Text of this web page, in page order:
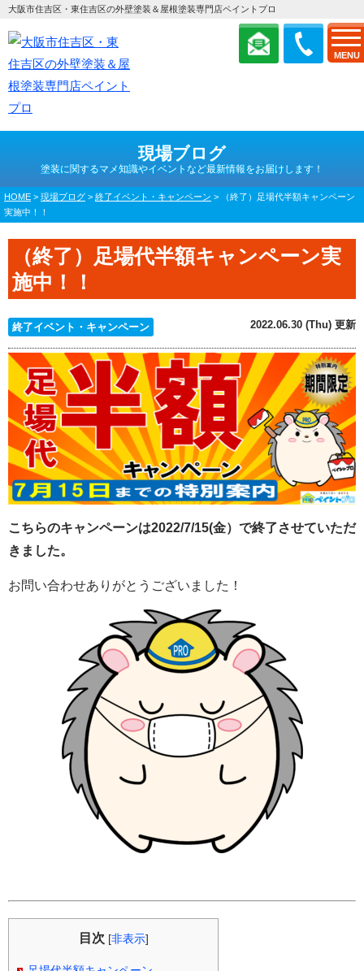
MENU
大阪市住吉区・東住吉区の外壁塗装＆屋根塗装専門店ペイントプロ
現場ブログ
塗装に関するマメ知識やイベントなど最新情報をお届けします！
HOME > 現場ブログ > 終了イベント・キャンペーン >
（終了）足場代半額キャンペーン
実施中！！
（終了）足場代半額キャンペーン実
施中！！
終了イベント・キャンペーン 2022.06.30 (Thu) 更新
こちらのキャンペーンは2022/7/15(金）で終了させていただ
きました。
お問い合わせありがとうございました！
目次 [非表示]